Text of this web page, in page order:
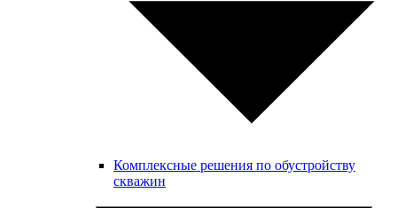
Комплексные решения по обустройству
скважин